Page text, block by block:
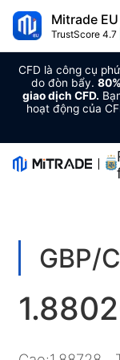
Mitrade EU
TrustScore 4.7
CFD là công cụ
do đòn bẩy.
giao dịch CFD.
hoạt động của
Ngoại hối
Hàng hóa
Tiền điện tử
Giao dịch
Nền tảng giao dịch
Quản lý rủi ro
Công Cụ Thị Trường
Lịch kinh tế
Giáo dục
Công ty
GBP/